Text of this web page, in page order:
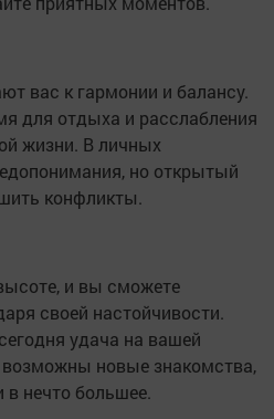
вас к гармонии и балансу.
для отдыха и расслабления
жизни. В личных
но открытый
конфликты.
и вы сможете
своей настойчивости.
удача на вашей
новые знакомства,
в нечто большее.